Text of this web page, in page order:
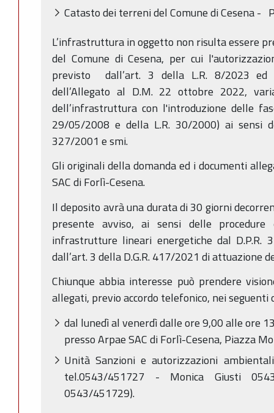
Catasto dei terreni del Comune di Cesena -
L’infrastruttura in oggetto non risulta essere
del Comune di Cesena, per cui
previsto dall’art. 3 della L.R. 8/2023
dell’Allegato al D.M. 22 ottobre 2022,
dell’infrastruttura con l'introduzione delle
29/05/2008 e della L.R. 30/2000) ai sensi
327/2001 e smi.
Gli originali della domanda ed i documenti
SAC di Forlì-Cesena.
Il deposito avrà una durata di 30 giorni
presente avviso, ai sensi delle
infrastrutture lineari energetiche dal D.P.R.
dall’art. 3 della D.G.R. 417/2021 di attuazione
Chiunque abbia interesse può prendere
allegati, previo accordo telefonico, nei seguenti
dal lunedì al venerdì dalle ore 9,00 alle ore
presso Arpae SAC di Forlì-Cesena, Piazza
Unità Sanzioni e autorizzazioni
tel.0543/451727 - Monica Giusti
0543/451729).